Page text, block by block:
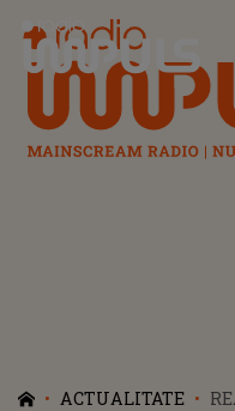
Radio Impuls
ACTUALITATE